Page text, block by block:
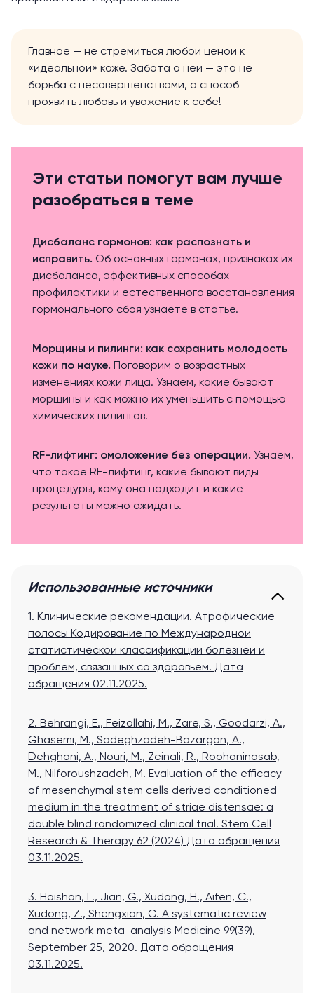
Главное — не стремиться любой ценой к
«идеальной» коже. Забота о ней — это не
борьба с несовершенствами, а способ
проявить любовь и уважение к себе!
Эти статьи помогут вам лучше
разобраться в теме
Дисбаланс гормонов: как распознать и
исправить. Об основных гормонах, признаках их
дисбаланса, эффективных способах
профилактики и естественного восстановления
гормонального сбоя узнаете в статье.
Морщины и пилинги: как сохранить молодость
кожи по науке. Поговорим о возрастных
изменениях кожи лица. Узнаем, какие бывают
морщины и как можно их уменьшить с помощью
химических пилингов.
RF-лифтинг: омоложение без операции. Узнаем,
что такое RF-лифтинг, какие бывают виды
процедуры, кому она подходит и какие
результаты можно ожидать.
Использованные источники
1. Клинические рекомендации. Атрофические
полосы Кодирование по Международной
статистической классификации болезней и
проблем, связанных со здоровьем. Дата
обращения 02.11.2025.
2. Behrangi, E., Feizollahi, M., Zare, S., Goodarzi, A.,
Ghasemi, M., Sadeghzadeh-Bazargan, A.,
Dehghani, A., Nouri, M., Zeinali, R., Roohaninasab,
M., Nilforoushzadeh, M. Evaluation of the efficacy
of mesenchymal stem cells derived conditioned
medium in the treatment of striae distensae: a
double blind randomized clinical trial. Stem Cell
Research & Therapy 62 (2024) Дата обращения
03.11.2025.
3. Haishan, L., Jian, G., Xudong, H., Aifen, C.,
Xudong, Z., Shengxian, G. A systematic review
and network meta-analysis Medicine 99(39),
September 25, 2020. Дата обращения
03.11.2025.